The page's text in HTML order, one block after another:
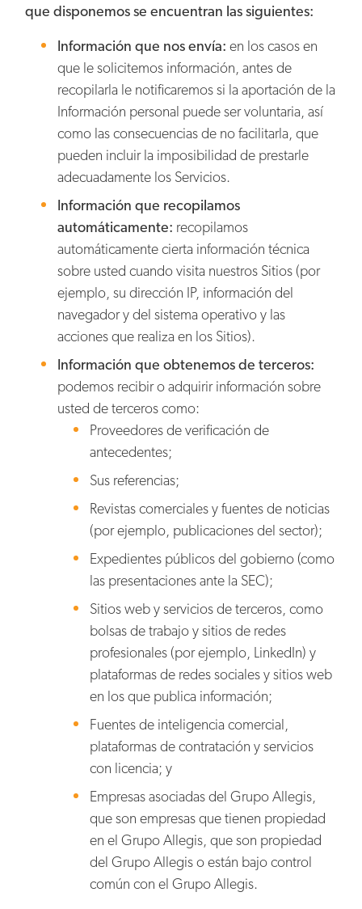
que disponemos se encuentran las siguientes:
Información que nos envía: en los casos en
que le solicitemos información, antes de
recopilarla le notificaremos si la aportación de la
Información personal puede ser voluntaria, así
como las consecuencias de no facilitarla, que
pueden incluir la imposibilidad de prestarle
adecuadamente los Servicios.
Información que recopilamos
automáticamente: recopilamos
automáticamente cierta información técnica
sobre usted cuando visita nuestros Sitios (por
ejemplo, su dirección IP, información del
navegador y del sistema operativo y las
acciones que realiza en los Sitios).
Información que obtenemos de terceros:
podemos recibir o adquirir información sobre
usted de terceros como:
Proveedores de verificación de
antecedentes;
Sus referencias;
Revistas comerciales y fuentes de noticias
(por ejemplo, publicaciones del sector);
Expedientes públicos del gobierno (como
las presentaciones ante la SEC);
Sitios web y servicios de terceros, como
bolsas de trabajo y sitios de redes
profesionales (por ejemplo, LinkedIn) y
plataformas de redes sociales y sitios web
en los que publica información;
Fuentes de inteligencia comercial,
plataformas de contratación y servicios
con licencia; y
Empresas asociadas del Grupo Allegis,
que son empresas que tienen propiedad
en el Grupo Allegis, que son propiedad
del Grupo Allegis o están bajo control
común con el Grupo Allegis.